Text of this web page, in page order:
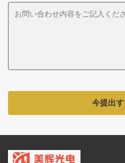
今提出す